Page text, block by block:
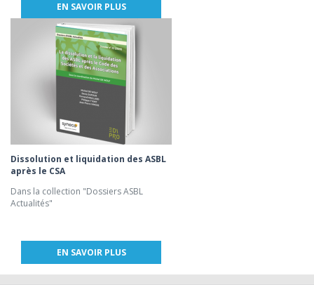
EN SAVOIR PLUS
Dissolution et liquidation des ASBL
après le CSA
Dans la collection "Dossiers ASBL
Actualités"
EN SAVOIR PLUS